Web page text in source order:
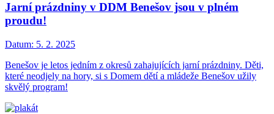
Jarní prázdniny v DDM Benešov jsou v plném
proudu!
Datum: 5. 2. 2025
Benešov je letos jedním z okresů zahajujících jarní prázdniny. Děti,
které neodjely na hory, si s Domem dětí a mládeže Benešov užily
skvělý program!